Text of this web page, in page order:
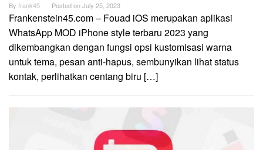
By frank45 Posted onJuly 25, 2023
Frankenstein45.com – Fouad iOS merupakan aplikasi
WhatsApp MOD iPhone style terbaru 2023 yang
dikembangkan dengan fungsi opsi kustomisasi warna
untuk tema, pesan anti-hapus, sembunyikan lihat status
kontak, perlihatkan centang biru […]